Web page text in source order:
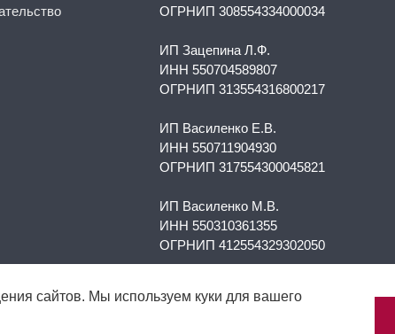
ОГРНИП 308554334000034
ИП Зацепина Л.Ф.
ИНН 550704589807
ОГРНИП 313554316800217
ИП Василенко Е.В.
ИНН 550711904930
ОГРНИП 317554300045821
ИП Василенко М.В.
ИНН 550310361355
ОГРНИП 412554329302050
ИНН 253804596643
сайтов. Мы используем куки для вашего